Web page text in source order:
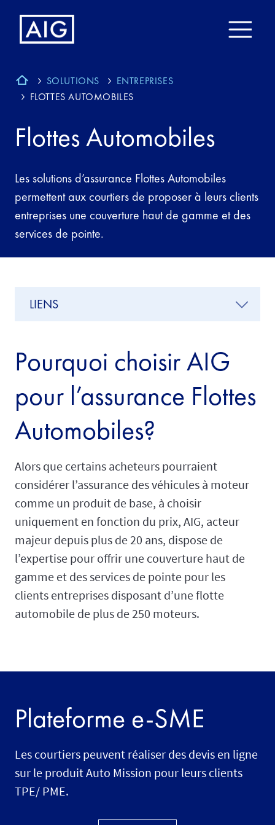
SOLUTIONS
ENTREPRISES
FLOTTES AUTOMOBILES
Flottes Automobiles
Les solutions d’assurance Flottes Automobiles
permettent aux courtiers de proposer à leurs clients
entreprises une couverture haut de gamme et des
services de pointe.
Pourquoi choisir AIG
pour l’assurance Flottes
Automobiles?
Alors que certains acheteurs pourraient
considérer l’assurance des véhicules à moteur
comme un produit de base, à choisir
uniquement en fonction du prix, AIG, acteur
majeur depuis plus de 20 ans, dispose de
l’expertise pour offrir une couverture haut de
gamme et des services de pointe pour les
clients entreprises disposant d’une flotte
automobile de plus de 250 moteurs.
LIENS
Plateforme e-SME
Les courtiers peuvent réaliser des devis en ligne
sur le produit Auto Mission pour leurs clients
TPE/ PME.